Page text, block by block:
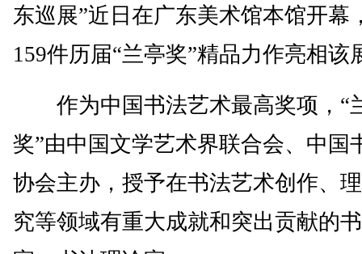
东巡展”近日在广东美术馆本馆开幕
159件历届“兰亭奖”精品力作亮相该
作为中国书法艺术最高奖项，“
奖”由中国文学艺术界联合会、中国
协会主办，授予在书法艺术创作、
究等领域有重大成就和突出贡献的